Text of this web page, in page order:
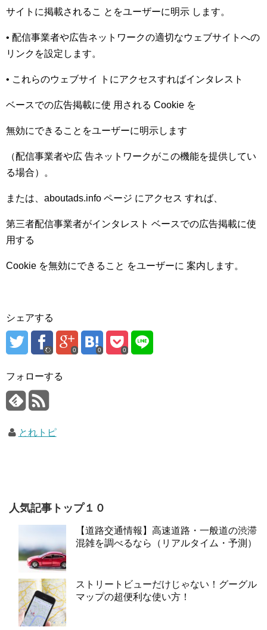
サイトに掲載されるこ とをユーザーに明示 します。
• 配信事業者や広告ネットワークの適切なウェブサイトへの
リンクを設定します。
• これらのウェブサイ トにアクセスすればインタレスト
ベースでの広告掲載に使 用される Cookie を
無効にできることをユーザーに明示します
（配信事業者や広 告ネットワークがこの機能を提供してい
る場合）。
または、aboutads.info ページ にアクセス すれば、
第三者配信事業者がインタレスト ベースでの広告掲載に使
用する
Cookie を無効にできること をユーザーに 案内します。
シェアする
0 0 0
フォローする
とれトピ
人気記事トップ１０
【道路交通情報】高速道路・一般道の渋滞
混雑を調べるなら（リアルタイム・予測）
ストリートビューだけじゃない！グーグル
マップの超便利な使い方！